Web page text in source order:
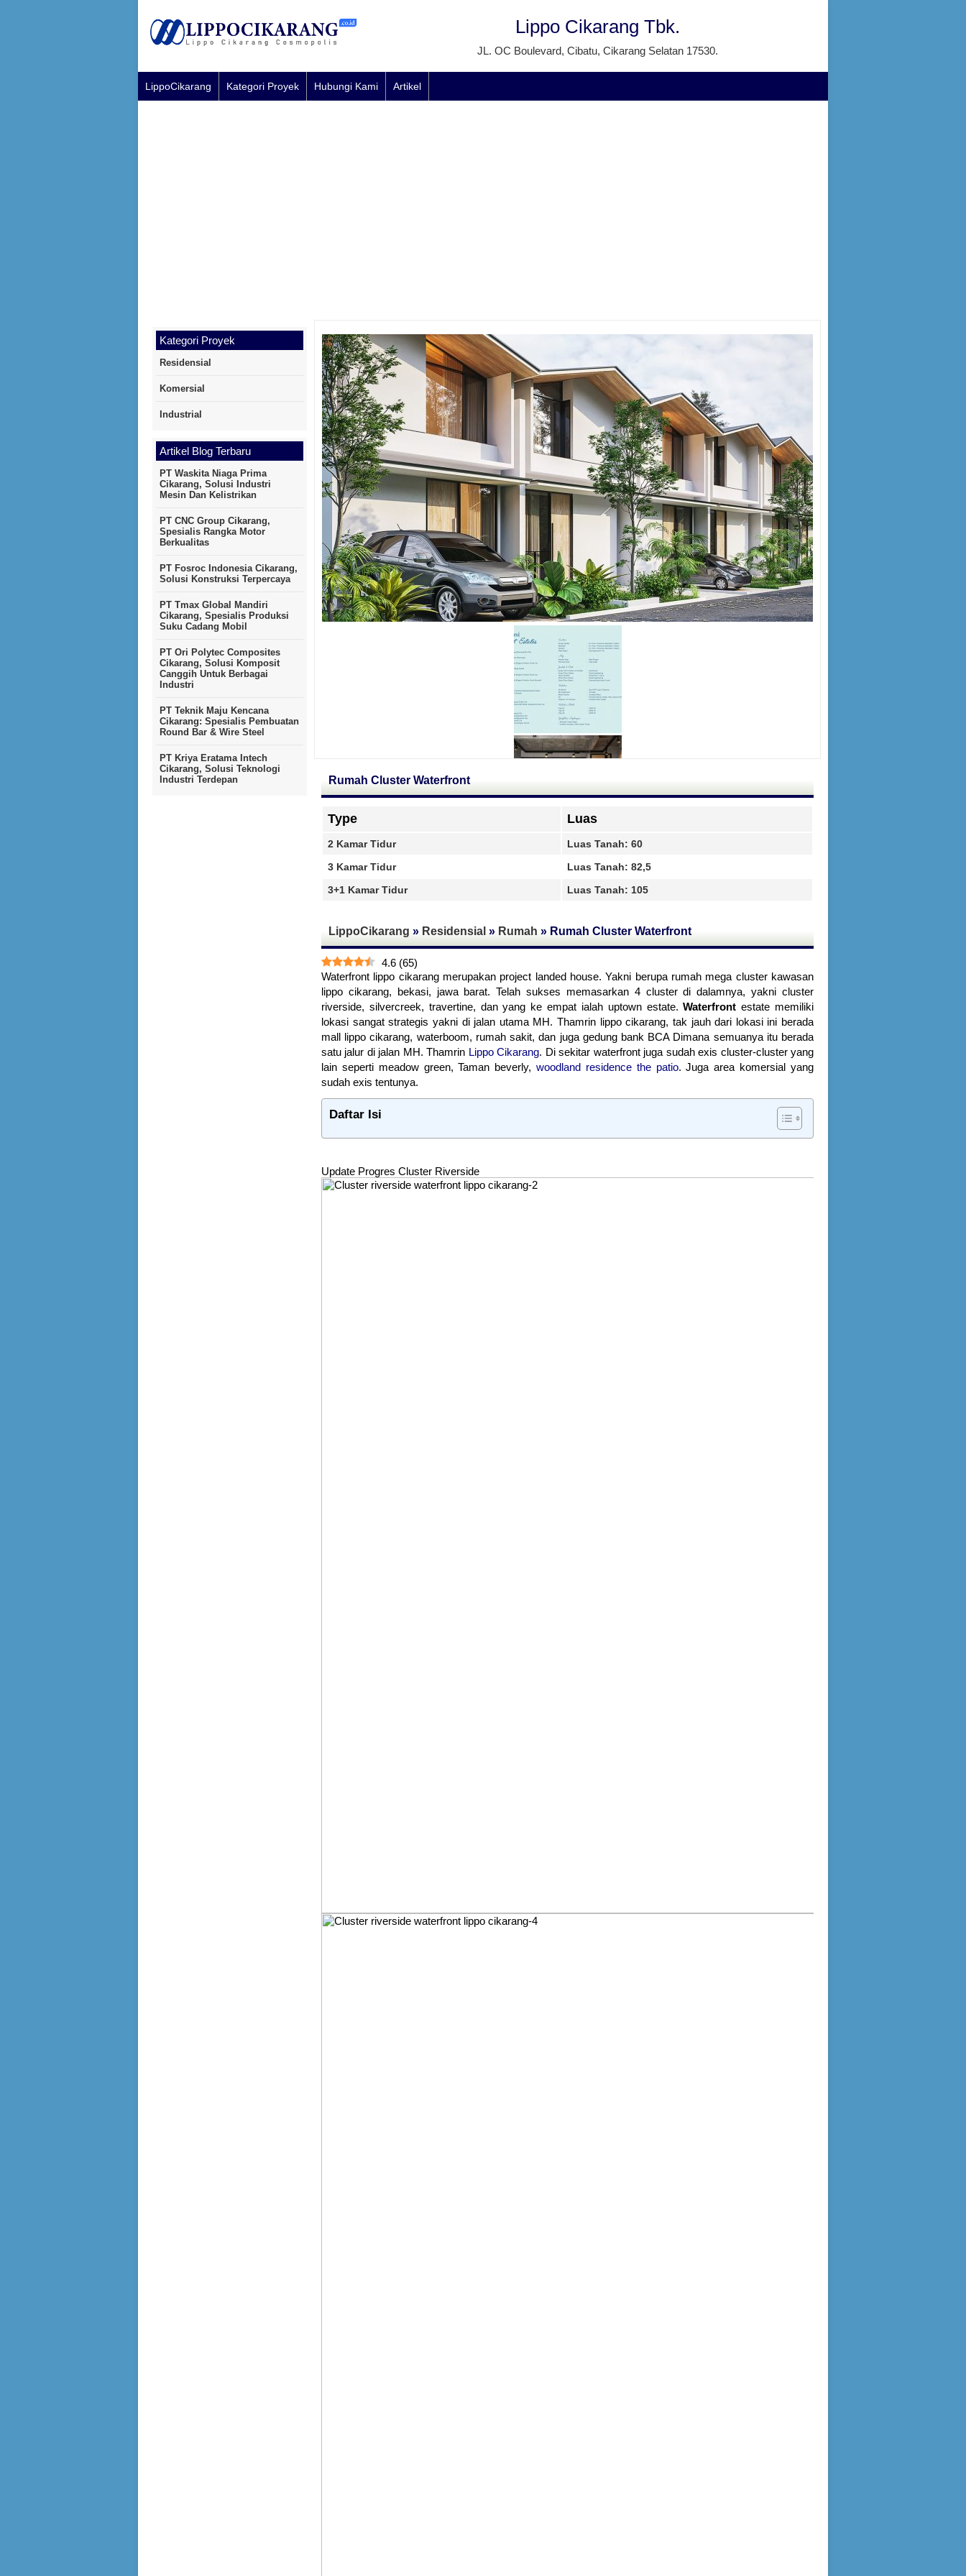
Lippo Cikarang Tbk.
JL. OC Boulevard, Cibatu, Cikarang Selatan 17530.
LippoCikarang Kategori Proyek Hubungi Kami Artikel
Rumah Cluster Waterfront
Type Luas
2 Kamar Tidur
Luas Tanah: 60
3 Kamar Tidur
Luas Tanah: 82,5
3+1 Kamar Tidur
Luas Tanah: 105
LippoCikarang » Residensial » Rumah » Rumah Cluster Waterfront
4.6 (65)
Waterfront lippo cikarang merupakan project landed house. Yakni berupa rumah mega cluster kawasan
lippo cikarang, bekasi, jawa barat. Telah sukses memasarkan 4 cluster di dalamnya, yakni cluster
riverside, silvercreek, travertine, dan yang ke empat ialah uptown estate.Waterfront estate memiliki
lokasi sangat strategis yakni di jalan utama MH. Thamrin lippo cikarang, tak jauh dari lokasi ini berada
mall lippo cikarang, waterboom, rumah sakit, dan juga gedung bank BCA Dimana semuanya itu berada
satu jalur di jalan MH. Thamrin Lippo Cikarang. Di sekitar waterfront juga sudah exis cluster-cluster yang
lain seperti meadow green, Taman beverly,woodland residence the patio. Juga area komersial yang
sudah exis tentunya.
Daftar Isi
Update Progres Cluster Riverside
Kategori Proyek
Residensial
Komersial
Industrial
Artikel Blog Terbaru
PT Waskita Niaga Prima
Cikarang, Solusi Industri
Mesin Dan Kelistrikan
PT CNC Group Cikarang,
Spesialis Rangka Motor
Berkualitas
PT Fosroc Indonesia Cikarang,
Solusi Konstruksi Terpercaya
PT Tmax Global Mandiri
Cikarang, Spesialis Produksi
Suku Cadang Mobil
PT Ori Polytec Composites
Cikarang, Solusi Komposit
Canggih Untuk Berbagai
Industri
PT Teknik Maju Kencana
Cikarang: Spesialis Pembuatan
Round Bar & Wire Steel
PT Kriya Eratama Intech
Cikarang, Solusi Teknologi
Industri Terdepan